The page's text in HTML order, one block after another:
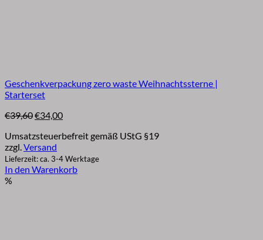
Geschenkverpackung zero waste Weihnachtssterne |
Starterset
€39,60Ursprünglicher
war:
€39,60
€34,00Aktueller
ist:
Umsatzsteuerbefreit gemäß UStG §19
zzgl. Versand
Lieferzeit: ca. 3-4 Werktage
In den Warenkorb
%